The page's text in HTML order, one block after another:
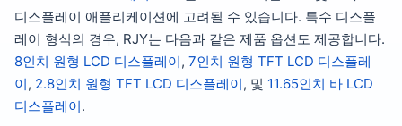
디스플레이 애플리케이션에 고려될 수 있습니다. 특수 디스플
레이 형식의 경우, RJY는 다음과 같은 제품 옵션도 제공합니다.
8인치 원형 LCD 디스플레이, 7인치 원형 TFT LCD 디스플레
이, 2.8인치 원형 TFT LCD 디스플레이, 및 11.65인치 바 LCD
디스플레이.